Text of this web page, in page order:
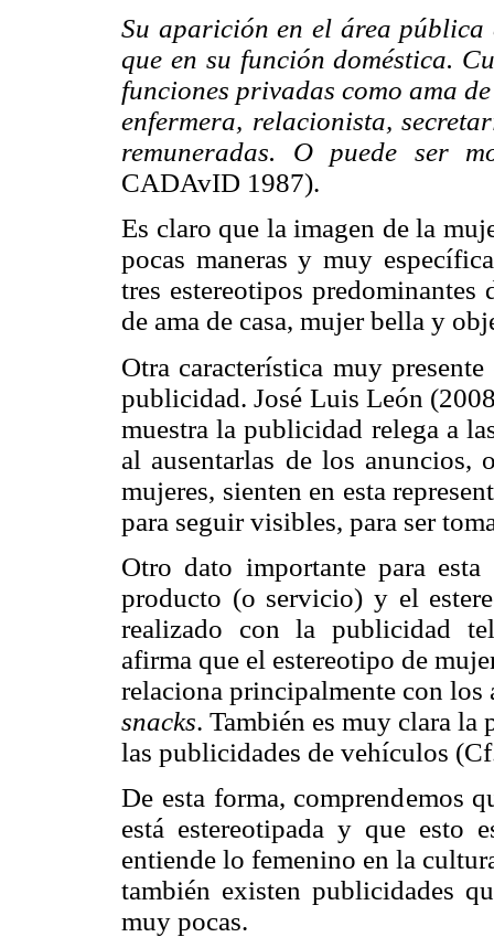
Su aparición en el área pública
que en su función doméstica.
funciones privadas como ama
enfermera, relacionista,
remuneradas. O puede ser
CADAvID 1987).
Es claro que la imagen de la
pocas maneras y muy
tres estereotipos
de ama de casa, mujer bella y
Otra característica muy
publicidad. José Luis León
muestra la publicidad relega a
al ausentarlas de los anuncios,
mujeres, sienten en esta
para seguir visibles, para ser
Otro dato importante para
producto (o servicio) y el
realizado con la publicidad
afirma que el estereotipo de
relaciona principalmente con los
snacks. También es muy clara la
las publicidades de vehículos
De esta forma, comprendemos
está estereotipada y que esto
entiende lo femenino en la
también existen publicidades
muy pocas.